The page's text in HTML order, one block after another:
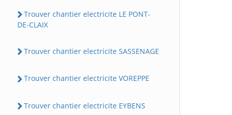
Trouver chantier electricite LE PONT-
DE-CLAIX
Trouver chantier electricite SASSENAGE
Trouver chantier electricite VOREPPE
Trouver chantier electricite EYBENS